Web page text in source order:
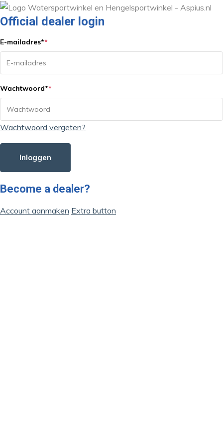
Official dealer login
E-mailadres**
Wachtwoord**
Wachtwoord vergeten?
Inloggen
Become a dealer?
Account aanmaken Extra button